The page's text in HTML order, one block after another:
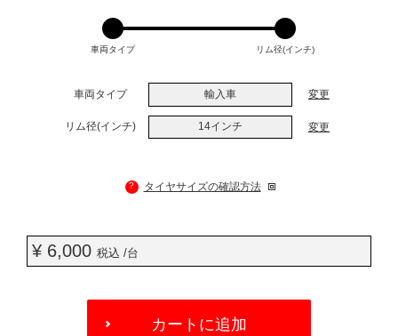
車両タイプ リム径(インチ)
車両タイプ 輸入車 変更
リム径(インチ) 14インチ 変更
? タイヤサイズの確認方法
¥ 6,000 税込 /台
カートに追加